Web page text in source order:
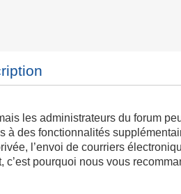
les administrateurs du forum
des fonctionnalités
l’envoi de courriers
c’est pourquoi nous vous